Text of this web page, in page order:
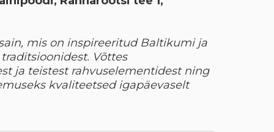
mis on inspireeritud Baltikumi ja
Võttes
ja teistest rahvuselementidest ning
kvaliteetsed igapäevaselt